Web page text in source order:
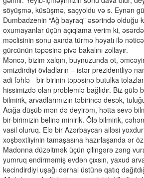
söyüşmə, küsüşmə, saçyoldu və s. Eynən
Dumbadzenin “Ağ bayraq” əsərində olduğu
oxumayanlar üçün açıqlama verim ki,
məclisinin sonu axırda türmə həyatı ilə
gürcünün təpəsinə pivə bakalını zollayır.
Məncə, bizim xalqın, buynuzunda ot,
əmizdirdiyi övladların – istər prezidentliyə
adi fəhlə - bir-birinin təpəsinə butulka
hissimizdə olan problemlə bağlıdır. Biz gülə
bilmirik, arvadlarımızın təbirincə desək,
Acığa düşüb mən də deyirəm, hətta sevə
bir-birimizin belinə minirik. Ölə bilmirik,
vasil oluruq. Elə bir Azərbaycan ailəsi
xoşbəxtliyinin tamaşasına hazırlaşanda ər
Madonna düzəltmək üçün çilingərə zəng
yumruq endirməmiş evdən çıxsın, yaxud
kecindirdiyi uşağı dərhal üstünə qatıq